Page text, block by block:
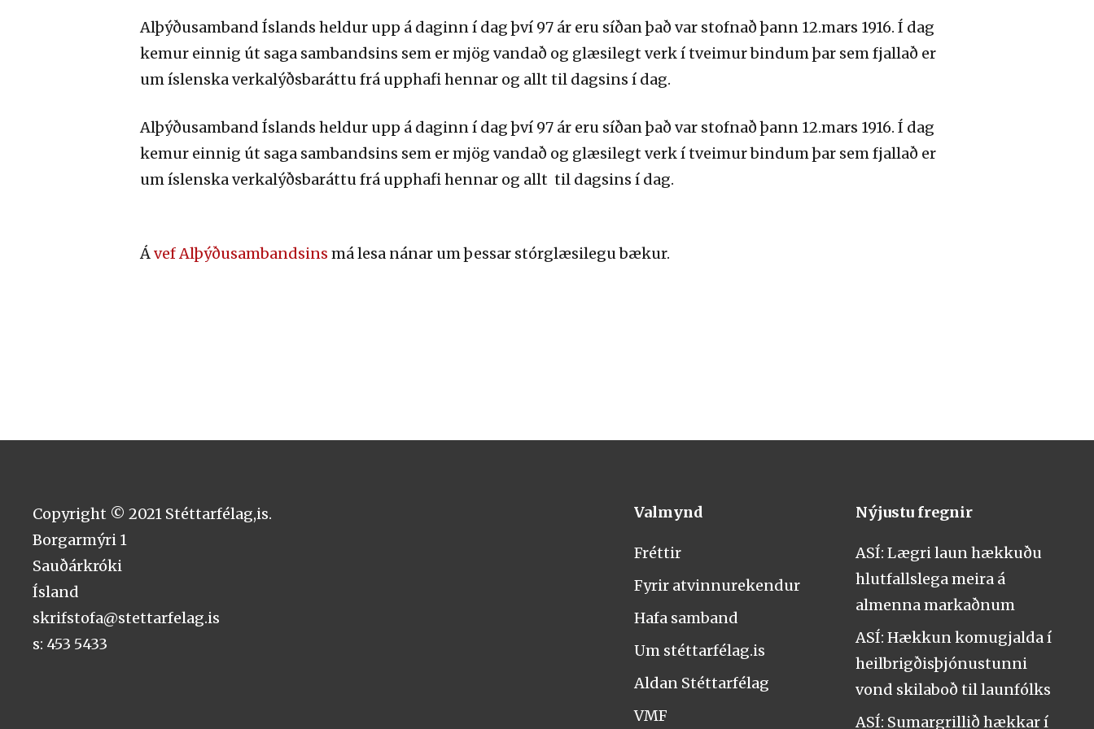
Alþýðusamband Íslands heldur upp á daginn í dag því 97 ár eru síðan það var stofnað þann 12.mars 1916. Í dag
kemur einnig út saga sambandsins sem er mjög vandað og glæsilegt verk í tveimur bindum þar sem fjallað er
um íslenska verkalýðsbaráttu frá upphafi hennar og allt til dagsins í dag.
Alþýðusamband Íslands heldur upp á daginn í dag því 97 ár eru síðan það var stofnað þann 12.mars 1916. Í dag
kemur einnig út saga sambandsins sem er mjög vandað og glæsilegt verk í tveimur bindum þar sem fjallað er
um íslenska verkalýðsbaráttu frá upphafi hennar og allt til dagsins í dag.
Ávef Alþýðusambandsins má lesa nánar um þessar stórglæsilegu bækur.
Copyright © 2021 Stéttarfélag,is.
Borgarmýri 1
Sauðárkróki
Ísland
skrifstofa@stettarfelag.is
s: 453 5433
Valmynd
Fréttir
Fyrir atvinnurekendur
Hafa samband
Um stéttarfélag.is
Aldan Stéttarfélag
VMF
Nýjustu fregnir
ASÍ: Lægri laun hækkuðu
hlutfallslega meira á
almenna markaðnum
ASÍ: Hækkun komugjalda í
heilbrigðisþjónustunni
vond skilaboð til launfólks
ASÍ: Sumargrillið hækkar í